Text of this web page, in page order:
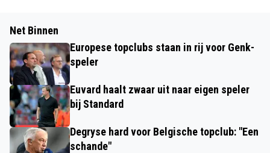
Net Binnen
Europese topclubs staan in rij voor Genk-
speler
Euvard haalt zwaar uit naar eigen speler
bij Standard
Degryse hard voor Belgische topclub: "Een
schande"